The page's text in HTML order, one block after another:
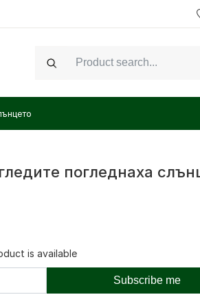
Search
погледнаха
is available
Subscribe me